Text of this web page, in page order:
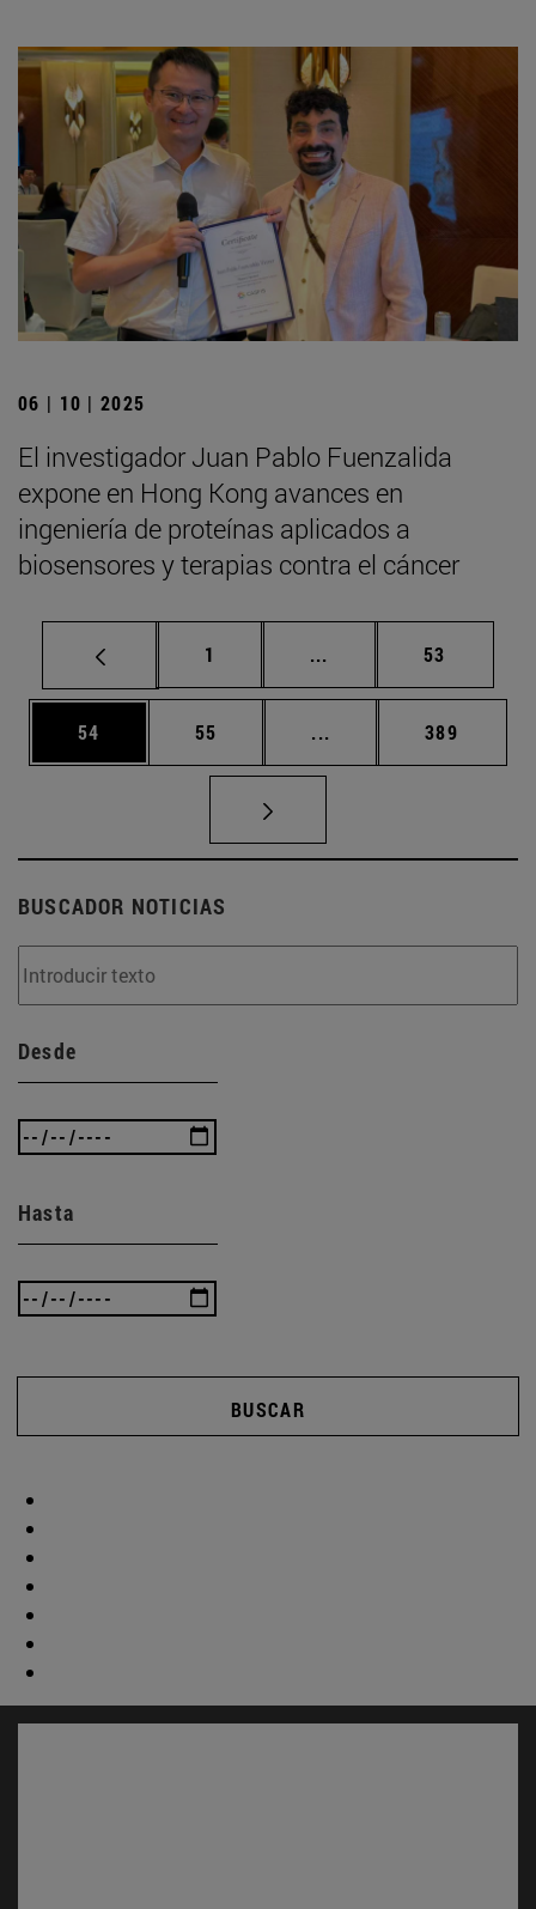
06 | 10 | 2025
El investigador Juan Pablo Fuenzalida
expone en Hong Kong avances en
ingeniería de proteínas aplicados a
biosensores y terapias contra el cáncer
Página
1 ... Páginas intermedias
Página
53
Página
54 Página
55 ... Páginas intermedias
Página
389
BUSCADOR NOTICIAS
Desde
Hasta
BUSCAR